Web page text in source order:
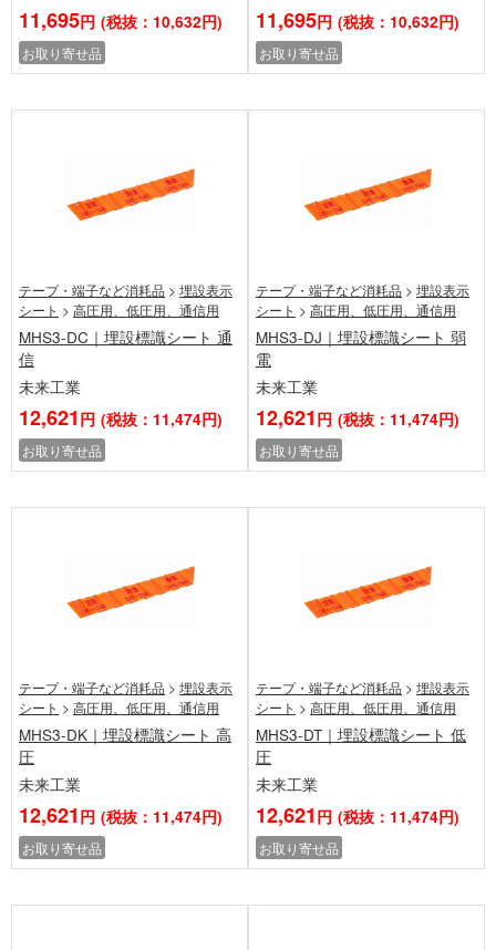
11,695円 (税抜：10,632円)
お取り寄せ品
11,695円 (税抜：10,632円)
お取り寄せ品
テープ・端子など消耗品 > 埋設表示
シート > 高圧用、低圧用、通信用
MHS3-DC｜埋設標識シート 通
信
未来工業
12,621 円 (税抜：11,474円)
お取り寄せ品
テープ・端子など消耗品 > 埋設表示
シート > 高圧用、低圧用、通信用
MHS3-DJ｜埋設標識シート 弱
電
未来工業
12,621 円 (税抜：11,474円)
お取り寄せ品
テープ・端子など消耗品 > 埋設表示
シート > 高圧用、低圧用、通信用
MHS3-DK｜埋設標識シート 高
圧
未来工業
12,621 円 (税抜：11,474円)
お取り寄せ品
テープ・端子など消耗品 > 埋設表示
シート > 高圧用、低圧用、通信用
MHS3-DT｜埋設標識シート 低
圧
未来工業
12,621 円 (税抜：11,474円)
お取り寄せ品